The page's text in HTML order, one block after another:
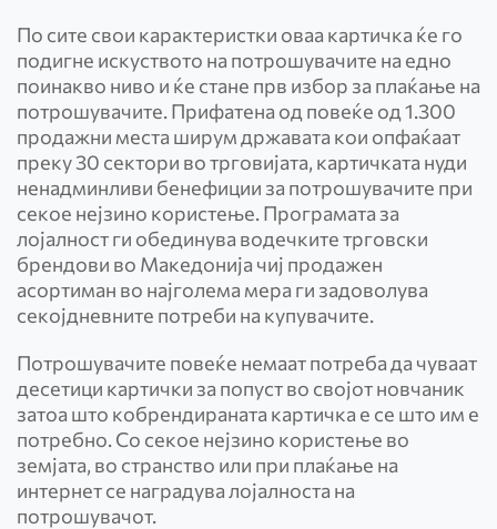
По сите свои карактеристки оваа картичка ќе го
подигне искуството на потрошувачите на едно
поинакво ниво и ќе стане прв избор за плаќање на
потрошувачите. Прифатена од повеќе од 1.300
продажни места ширум државата кои опфаќаат
преку 30 сектори во трговијата, картичката нуди
ненадминливи бенефиции за потрошувачите при
секое нејзино користење. Програмата за
лојалност ги обединува водечките трговски
брендови во Македонија чиј продажен
асортиман во најголема мера ги задоволува
секојдневните потреби на купувачите.
Потрошувачите повеќе немаат потреба да чуваат
десетици картички за попуст во својот новчаник
затоа што кобрендираната картичка е се што им е
потребно. Со секое нејзино користење во
земјата, во странство или при плаќање на
интернет се наградува лојалноста на
потрошувачoт.